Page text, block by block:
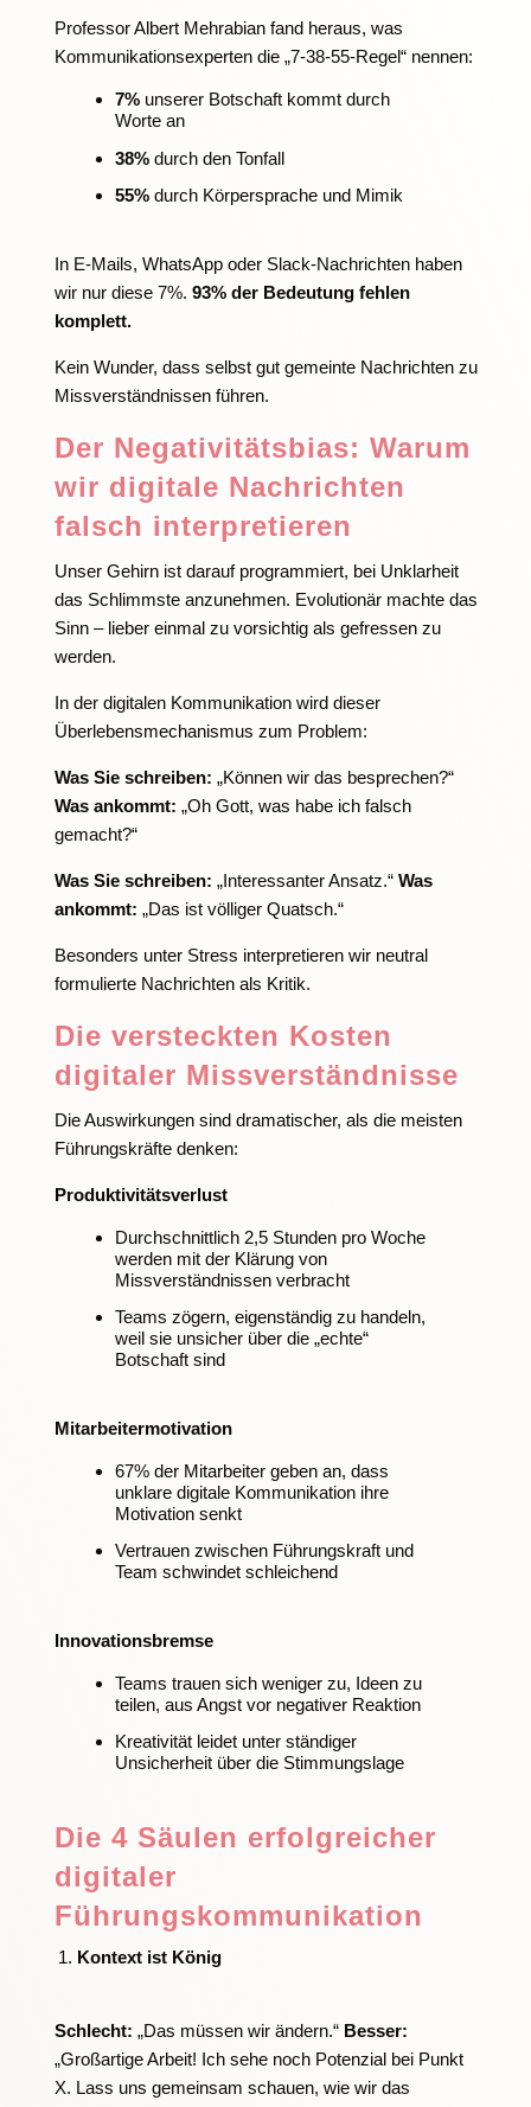
Professor Albert Mehrabian fand heraus, was
Kommunikationsexperten die „7-38-55-Regel“ nennen:
7%unserer Botschaft kommt durch
Worte an
38%durch den Tonfall
55%durch Körpersprache und Mimik
In E-Mails, WhatsApp oder Slack-Nachrichten haben
wir nur diese 7%. 93% der Bedeutung fehlen
komplett.
Kein Wunder, dass selbst gut gemeinte Nachrichten zu
Missverständnissen führen.
Der Negativitätsbias: Warum
wir digitale Nachrichten
falsch interpretieren
Unser Gehirn ist darauf programmiert, bei Unklarheit
das Schlimmste anzunehmen. Evolutionär machte das
Sinn – lieber einmal zu vorsichtig als gefressen zu
werden.
In der digitalen Kommunikation wird dieser
Überlebensmechanismus zum Problem:
Was Sie schreiben: „Können wir das besprechen?“
Was ankommt: „Oh Gott, was habe ich falsch
gemacht?“
Was Sie schreiben: „Interessanter Ansatz.“ Was
ankommt: „Das ist völliger Quatsch.“
Besonders unter Stress interpretieren wir neutral
formulierte Nachrichten als Kritik.
Die versteckten Kosten
digitaler Missverständnisse
Die Auswirkungen sind dramatischer, als die meisten
Führungskräfte denken:
Produktivitätsverlust
Durchschnittlich 2,5 Stunden pro Woche
werden mit der Klärung von
Missverständnissen verbracht
Teams zögern, eigenständig zu handeln,
weil sie unsicher über die „echte“
Botschaft sind
Mitarbeitermotivation
67% der Mitarbeiter geben an, dass
unklare digitale Kommunikation ihre
Motivation senkt
Vertrauen zwischen Führungskraft und
Team schwindet schleichend
Innovationsbremse
Teams trauen sich weniger zu, Ideen zu
teilen, aus Angst vor negativer Reaktion
Kreativität leidet unter ständiger
Unsicherheit über die Stimmungslage
Die 4 Säulen erfolgreicher
digitaler
Führungskommunikation
Kontext ist König
Schlecht: „Das müssen wir ändern.“ Besser:
„Großartige Arbeit! Ich sehe noch Potenzial bei Punkt
X. Lass uns gemeinsam schauen, wie wir das